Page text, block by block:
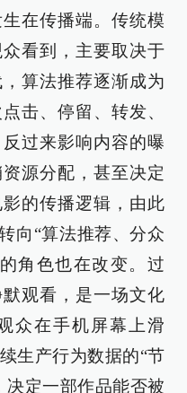
在传播端。传统模
看到，主要取决于
算法推荐逐渐成为
击、停留、转发、
过来影响内容的曝
源分配，甚至决定
的传播逻辑，由此
向“算法推荐、分众
角色也在改变。过
观看，是一场文化
众在手机屏幕上滑
生产行为数据的“节
决定一部作品能否被